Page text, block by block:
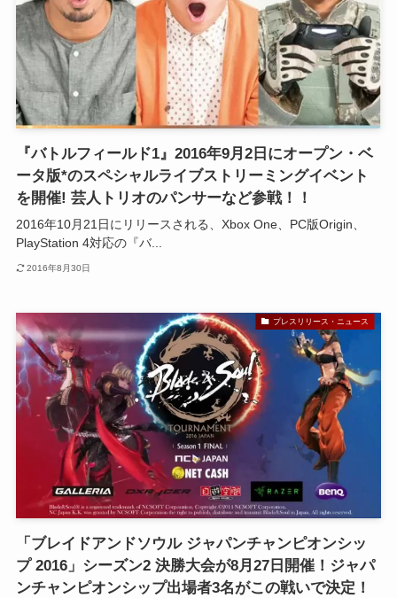
『バトルフィールド1』2016年9月2日にオープン・ベ
ータ版*のスペシャルライブストリーミングイベント
を開催! 芸人トリオのパンサーなど参戦！！
2016年10月21日にリリースされる、Xbox One、PC版Origin、
PlayStation 4対応の『バ...
2016年8月30日
プレスリリース・ニュース
「ブレイドアンドソウル ジャパンチャンピオンシッ
プ 2016」シーズン2 決勝大会が8月27日開催！ジャパ
ンチャンピオンシップ出場者3名がこの戦いで決定！